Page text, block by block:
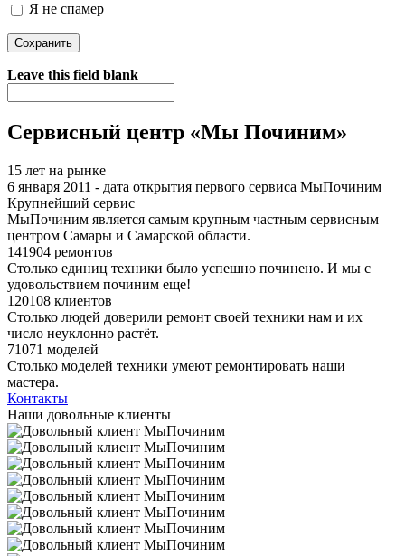
Я не спамер
Я спамер
Leave this field blank
Сервисный центр «Мы Починим»
15 лет на рынке
6 января 2011 - дата открытия первого сервиса МыПочиним
Крупнейший сервис
МыПочиним является самым крупным частным сервисным
центром Самары и Самарской области.
141904 ремонтов
Столько единиц техники было успешно починено. И мы с
удовольствием починим еще!
120108 клиентов
Столько людей доверили ремонт своей техники нам и их
число неуклонно растёт.
71071 моделей
Столько моделей техники умеют ремонтировать наши
мастера.
Контакты
Наши довольные клиенты